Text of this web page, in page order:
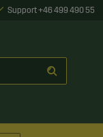
Support +46 499 490 55